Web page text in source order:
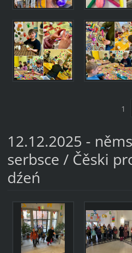
1
12.12.2025 -
serbsce / Čěski
dźeń